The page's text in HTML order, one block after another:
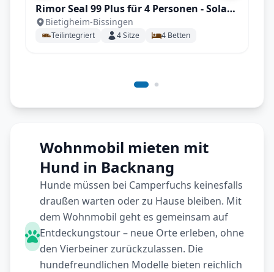
Rimor Seal 99 Plus für 4 Personen - Solar -
Face to Face Sitzgruppe
Bietigheim-Bissingen
Teilintegriert 4Sitze 4 Betten
Wohnmobil mieten mit
Hund in Backnang
Hunde müssen bei Camperfuchs keinesfalls
draußen warten oder zu Hause bleiben. Mit
dem Wohnmobil geht es gemeinsam auf
Entdeckungstour – neue Orte erleben, ohne
den Vierbeiner zurückzulassen. Die
hundefreundlichen Modelle bieten reichlich